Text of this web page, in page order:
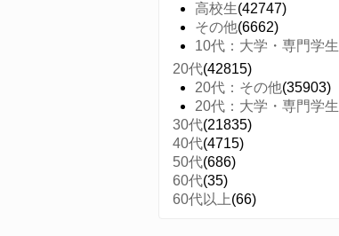
高校生(42747)
その他(6662)
10代：大学・専門学生
20代(42815)
20代：その他(35903)
20代：大学・専門学生
30代(21835)
40代(4715)
50代(686)
60代(35)
60代以上(66)